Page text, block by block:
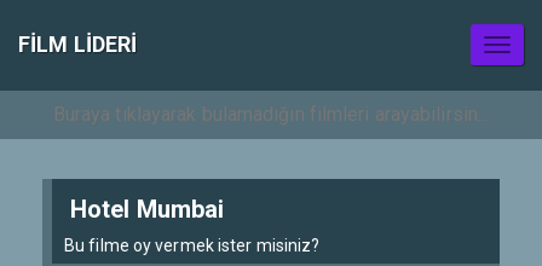
FILM LIDERI
Hotel Mumbai
Bu filme oy vermek ister misiniz?